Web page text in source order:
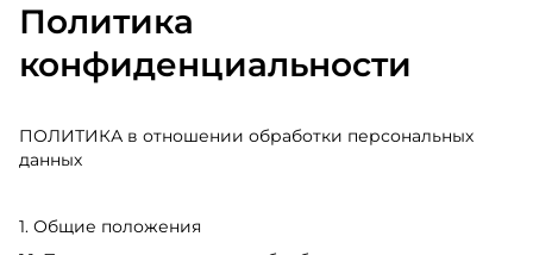
Политика
конфиденциальности
ПОЛИТИ​​К​​А в отношении обработки персональных
данных
1. Общие положения